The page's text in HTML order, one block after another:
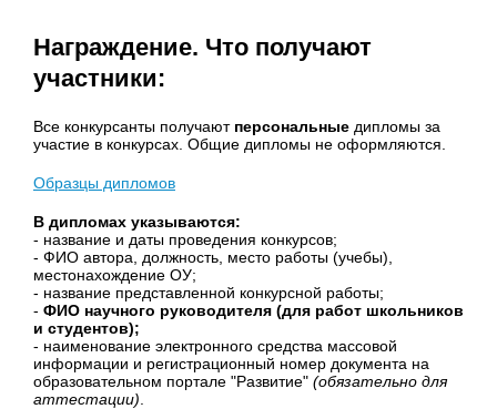
Награждение. Что получают
участники:
Все конкурсанты получают персональные дипломы за
участие в конкурсах. Общие дипломы не оформляются.
Образцы дипломов
В дипломах указываются:
- название и даты проведения конкурсов;
- ФИО автора, должность, место работы (учебы),
местонахождение ОУ;
- название представленной конкурсной работы;
- ФИО научного руководителя (для работ школьников
и студентов);
- наименование электронного средства массовой
информации и регистрационный номер документа на
образовательном портале "Развитие" (обязательно для
аттестации)